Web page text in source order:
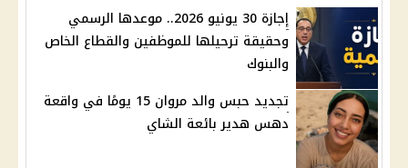
إجازة 30 يونيو 2026.. موعدها الرسمي
وحقيقة ترحيلها للموظفين والقطاع الخاص
والبنوك
تجديد حبس والد مروان 15 يومًا في واقعة
دهس هدير بائعة الشاي